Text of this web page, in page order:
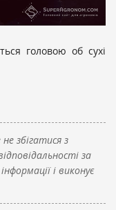
головою об сухі
збігатися з
за
і виконує